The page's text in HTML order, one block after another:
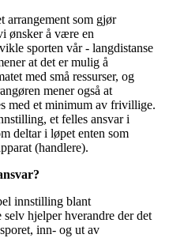
arrangement som gjør
ønsker å være en
sporten vår - langdistanse
at det er mulig å
med små ressurser, og
mener også at
med et minimum av frivillige.
et felles ansvar i
deltar i løpet enten som
(handlere).
innstilling blant
hjelper hverandre der det
inn- og ut av